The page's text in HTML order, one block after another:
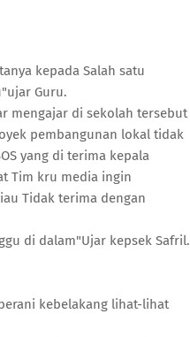
kepada Salah satu
Guru.
mengajar di sekolah tersebut
pembangunan lokal tidak
yang di terima kepala
Tim kru media ingin
Tidak terima dengan
di dalam"Ujar kepsek Safril.
kebelakang lihat-lihat